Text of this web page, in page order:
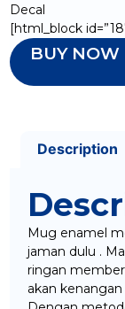
Decal
[html_block
BUY NOW
Description
Mug enamel
jaman dulu .
ringan
akan